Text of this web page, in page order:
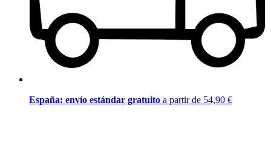
España: envío estándar gratuito a partir de 54,90 €